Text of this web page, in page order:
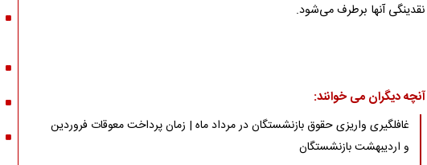
آنها برطرف می‌شود.
آنچه دیگران می خوانند:
غافلگیری واریزی حقوق بازنشستگان در مرداد ماه | زمان پرداخت معوقات فروردین
و اردیبهشت بازنشستگان